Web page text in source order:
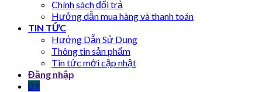
Chính sách đổi trả
Hướng dẫn mua hàng và thanh toán
TIN TỨC
Hướng Dẫn Sử Dụng
Thông tin sản phẩm
Tin tức mới cập nhật
Đăng nhập
0 ₫